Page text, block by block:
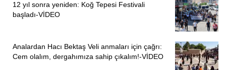
12 yıl sonra yeniden: Koğ Tepesi Festivali
başladı-VİDEO
Analardan Hacı Bektaş Veli anmaları için çağrı:
Cem olalım, dergahımıza sahip çıkalım!-VİDEO